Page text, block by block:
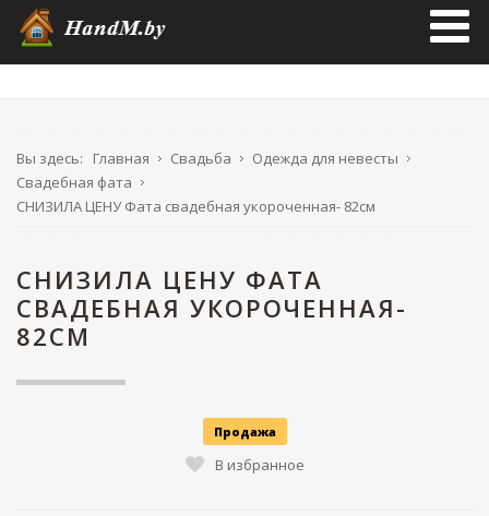
Вы здесь: Главная Свадьба
Одежда для невесты
Свадебная фата
СНИЗИЛА ЦЕНУ Фата свадебная укороченная- 82см
СНИЗИЛА ЦЕНУ ФАТА
СВАДЕБНАЯ УКОРОЧЕННАЯ-
82СМ
Продажа
В избранное